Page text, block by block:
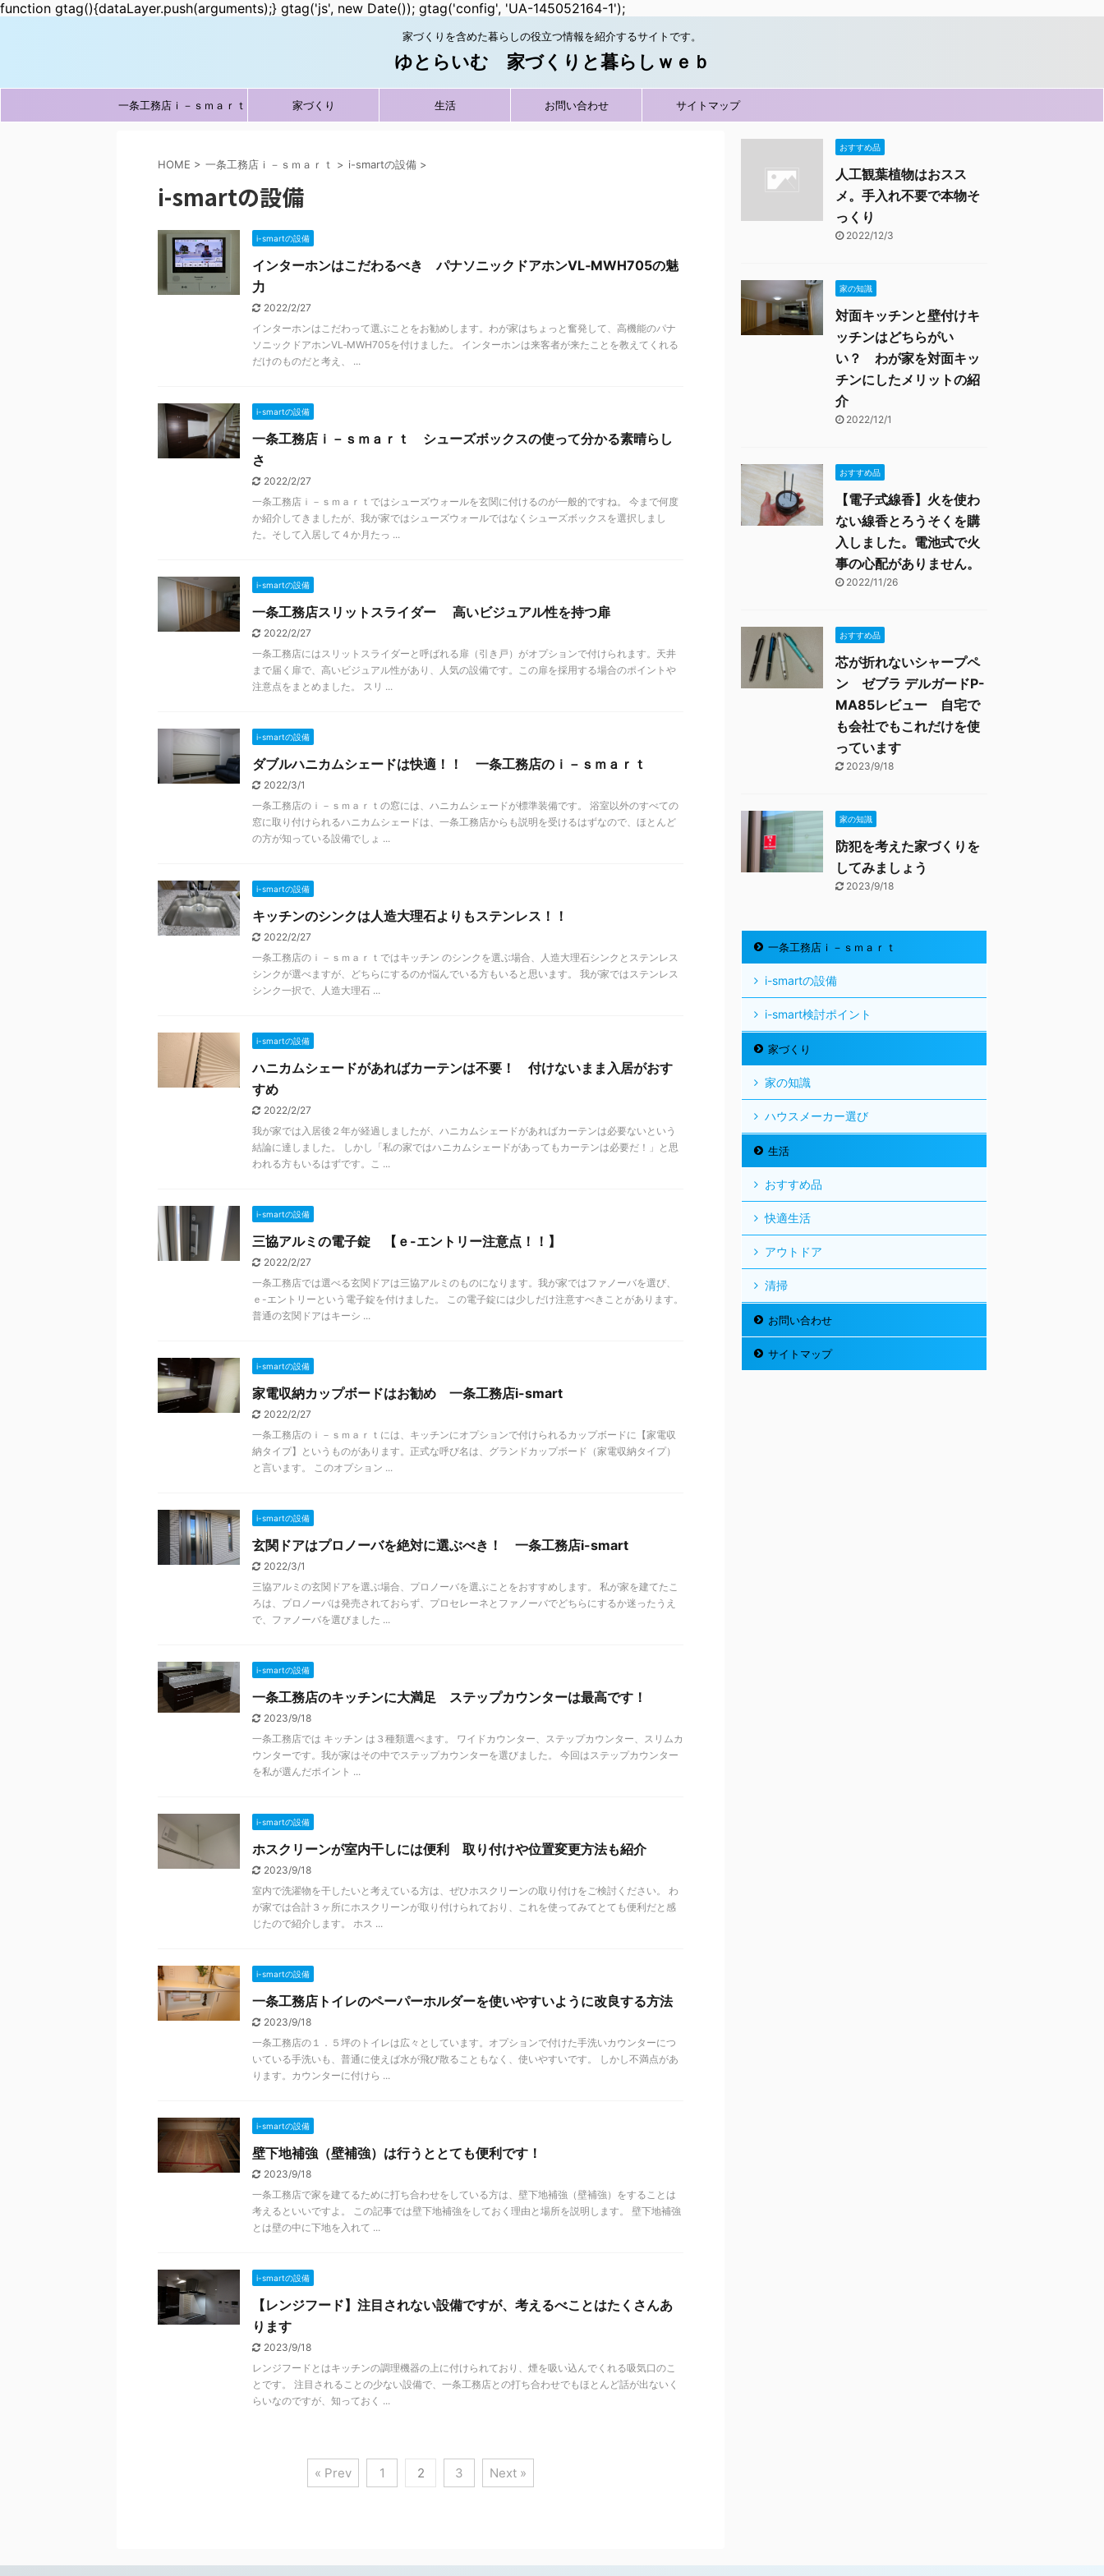
function gtag(){dataLayer.push(arguments);} gtag('js', new Date()); gtag('config', 'UA-145052164-1');
家づくりを含めた暮らしの役立つ情報を紹介するサイトです。
ゆとらいむ 家づくりと暮らしｗｅｂ
一条工務店ｉ－ｓｍａｒｔ 家づくり 生活 お問い合わせ サイトマップ
HOME > 一条工務店ｉ－ｓｍａｒｔ > i-smartの設備 >
i-smartの設備
i-smartの設備
インターホンはこだわるべき パナソニックドアホンVL‐MWH705の魅
力
2022/2/27
インターホンはこだわって選ぶことをお勧めします。わが家はちょっと奮発して、高機能のパナ
ソニックドアホンVL‐MWH705を付けました。 インターホンは来客者が来たことを教えてくれる
だけのものだと考え、 ...
i-smartの設備
一条工務店ｉ－ｓｍａｒｔ シューズボックスの使って分かる素晴らし
さ
2022/2/27
一条工務店ｉ－ｓｍａｒｔではシューズウォールを玄関に付けるのが一般的ですね。 今まで何度
か紹介してきましたが、我が家ではシューズウォールではなくシューズボックスを選択しまし
た。そして入居して４か月たっ ...
i-smartの設備
一条工務店スリットスライダー 高いビジュアル性を持つ扉
2022/2/27
一条工務店にはスリットスライダーと呼ばれる扉（引き戸）がオプションで付けられます。天井
まで届く扉で、高いビジュアル性があり、人気の設備です。この扉を採用する場合のポイントや
注意点をまとめました。 スリ ...
i-smartの設備
ダブルハニカムシェードは快適！！ 一条工務店のｉ－ｓｍａｒｔ
2022/3/1
一条工務店のｉ－ｓｍａｒｔの窓には、ハニカムシェードが標準装備です。 浴室以外のすべての
窓に取り付けられるハニカムシェードは、一条工務店からも説明を受けるはずなので、ほとんど
の方が知っている設備でしょ ...
i-smartの設備
キッチンのシンクは人造大理石よりもステンレス！！
2022/2/27
一条工務店のｉ－ｓｍａｒｔではキッチン のシンクを選ぶ場合、人造大理石シンクとステンレス
シンクが選べますが、どちらにするのか悩んでいる方もいると思います。 我が家ではステンレス
シンク一択で、人造大理石 ...
i-smartの設備
ハニカムシェードがあればカーテンは不要！ 付けないまま入居がおす
すめ
2022/2/27
我が家では入居後２年が経過しましたが、ハニカムシェードがあればカーテンは必要ないという
結論に達しました。 しかし「私の家ではハニカムシェードがあってもカーテンは必要だ！」と思
われる方もいるはずです。こ ...
i-smartの設備
三協アルミの電子錠 【ｅ-エントリー注意点！！】
2022/2/27
一条工務店では選べる玄関ドアは三協アルミのものになります。我が家ではファノーバを選び、
ｅ-エントリーという電子錠を付けました。 この電子錠には少しだけ注意すべきことがあります。
普通の玄関ドアはキーシ ...
i-smartの設備
家電収納カップボードはお勧め 一条工務店i-smart
2022/2/27
一条工務店のｉ－ｓｍａｒｔには、キッチンにオプションで付けられるカップボードに【家電収
納タイプ】というものがあります。正式な呼び名は、グランドカップボード（家電収納タイプ）
と言います。 このオプション ...
i-smartの設備
玄関ドアはプロノーバを絶対に選ぶべき！ 一条工務店i-smart
2022/3/1
三協アルミの玄関ドアを選ぶ場合、プロノーバを選ぶことをおすすめします。 私が家を建てたこ
ろは、プロノーバは発売されておらず、プロセレーネとファノーバでどちらにするか迷ったうえ
で、ファノーバを選びました ...
i-smartの設備
一条工務店のキッチンに大満足 ステップカウンターは最高です！
2023/9/18
一条工務店では キッチン は３種類選べます。 ワイドカウンター、ステップカウンター、スリムカ
ウンターです。我が家はその中でステップカウンターを選びました。 今回はステップカウンター
を私が選んだポイント ...
i-smartの設備
ホスクリーンが室内干しには便利 取り付けや位置変更方法も紹介
2023/9/18
室内で洗濯物を干したいと考えている方は、ぜひホスクリーンの取り付けをご検討ください。 わ
が家では合計３ヶ所にホスクリーンが取り付けられており、これを使ってみてとても便利だと感
じたので紹介します。 ホス ...
i-smartの設備
一条工務店トイレのペーパーホルダーを使いやすいように改良する方法
2023/9/18
一条工務店の１．５坪のトイレは広々としています。オプションで付けた手洗いカウンターにつ
いている手洗いも、普通に使えば水が飛び散ることもなく、使いやすいです。 しかし不満点があ
ります。カウンターに付けら ...
i-smartの設備
壁下地補強（壁補強）は行うととても便利です！
2023/9/18
一条工務店で家を建てるために打ち合わせをしている方は、壁下地補強（壁補強）をすることは
考えるといいですよ。 この記事では壁下地補強をしておく理由と場所を説明します。 壁下地補強
とは壁の中に下地を入れて ...
i-smartの設備
【レンジフード】注目されない設備ですが、考えるべことはたくさんあ
ります
2023/9/18
レンジフードとはキッチンの調理機器の上に付けられており、煙を吸い込んでくれる吸気口のこ
とです。 注目されることの少ない設備で、一条工務店との打ち合わせでもほとんど話が出ないく
らいなのですが、知っておく ...
« Prev 1 2 3 Next »
おすすめ品
人工観葉植物はおスス
メ。手入れ不要で本物そ
っくり
2022/12/3
家の知識
対面キッチンと壁付けキ
ッチンはどちらがい
い？ わが家を対面キッ
チンにしたメリットの紹
介
2022/12/1
おすすめ品
【電子式線香】火を使わ
ない線香とろうそくを購
入しました。電池式で火
事の心配がありません。
2022/11/26
おすすめ品
芯が折れないシャープペ
ン ゼブラ デルガードP-
MA85レビュー 自宅で
も会社でもこれだけを使
っています
2023/9/18
家の知識
防犯を考えた家づくりを
してみましょう
2023/9/18
一条工務店ｉ－ｓｍａｒｔ
i-smartの設備
i-smart検討ポイント
家づくり
家の知識
ハウスメーカー選び
生活
おすすめ品
快適生活
アウトドア
清掃
お問い合わせ
サイトマップ